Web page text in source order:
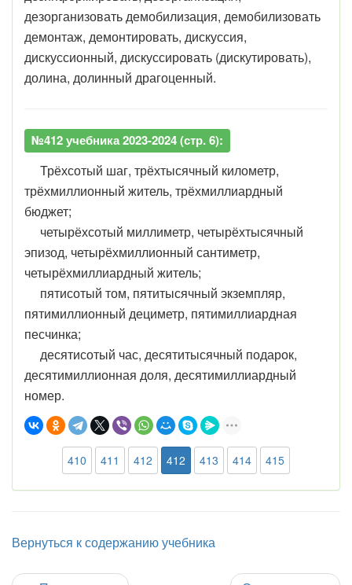
дезорганизовать демобилизация, демобилизовать
демонтаж, демонтировать, дискуссия,
дискуссионный, дискуссировать (дискутировать),
долина, долинный драгоценный.
№412 учебника 2023-2024 (стр. 6):
Трёхсотый шаг, трёхтысячный километр,
трёхмиллионный житель, трёхмиллиардный
бюджет;
четырёхсотый миллиметр, четырёхтысячный
эпизод, четырёхмиллионный сантиметр,
четырёхмиллиардный житель;
пятисотый том, пятитысячный экземпляр,
пятимиллионный дециметр, пятимиллиардная
песчинка;
десятисотый час, десятитысячный подарок,
десятимиллионная доля, десятимиллиардный
номер.
410 411 412 412 413 414 415
Вернуться к содержанию учебника